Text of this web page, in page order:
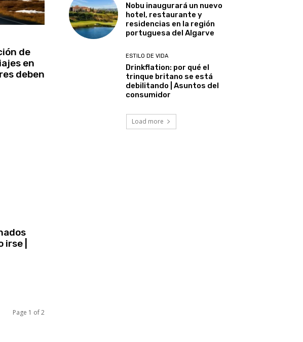
de
en
deben
|
Page 1 of 2
Nobu inaugurará un nuevo
hotel, restaurante y
residencias en la región
portuguesa del Algarve
ESTILO DE VIDA
Drinkflation: por qué el
trinque britano se está
debilitando | Asuntos del
consumidor
Load more